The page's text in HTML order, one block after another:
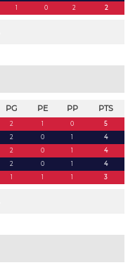
1 0 2 2
PG PE PP PTS
2 1 0
5
2 0 1
4
2 0 1
4
2 0 1
4
1 1 1 3